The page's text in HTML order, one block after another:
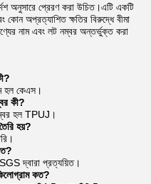
অনুসারে প্রেরণ করা উচিত।এটি একটি
কোন অপ্রত্যাশিত ক্ষতির বিরুদ্ধে বীমা
নাম এবং লট নম্বর অন্তর্ভুক্ত করা
হল কেএস।
কী?
হল TPUJ।
হয়?
দ্বারা প্রত্যয়িত।
কত?